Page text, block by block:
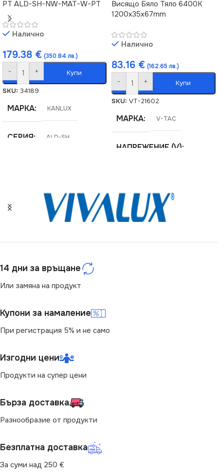
ЦВЯТ
PT ALD-SH-NW-MAT-W-PT
Налично
179.38 € (350.84 лв.)
- + Купи
SKU: 34189
МАРКА KANLUX
СЕРИЯ ALD-SH
СТЕПЕН НА ЗАЩИТА
IP20
ВИД LED
ЦВЯТ Бяло
Висящо Бяло Тяло 6400К
1200x35x67mm
Налично
83.16 € (162.65 лв.)
- + Купи
SKU: VT-21602
МАРКА V-TAC
НАПРЕЖЕНИЕ (V)
ЕНЕРГИЕН КЛАС
14 дни за връщане
Или замяна на продукт
Купони за намаление
При регистрация 5% и не само
Изгодни цени
Продукти на супер цени
Бърза доставка
Разнообразие от продукти
Безплатна доставка
За суми над 250 €